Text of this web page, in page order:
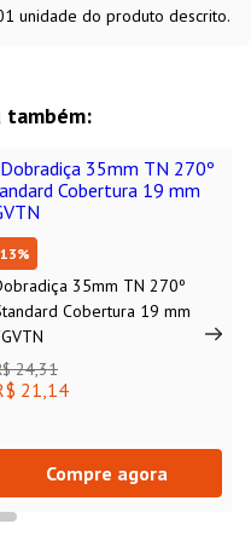
unidade do produto descrito.
também:
13%
35mm TN 270º
Cobertura 19 mm
24,31
21,14
Compre agora